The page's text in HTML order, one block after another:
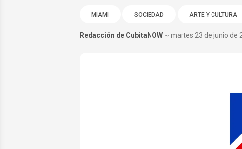
MIAMI SOCIEDAD ARTE Y CULTURA
Redacción de CubitaNOW ~ martes 23 de junio de